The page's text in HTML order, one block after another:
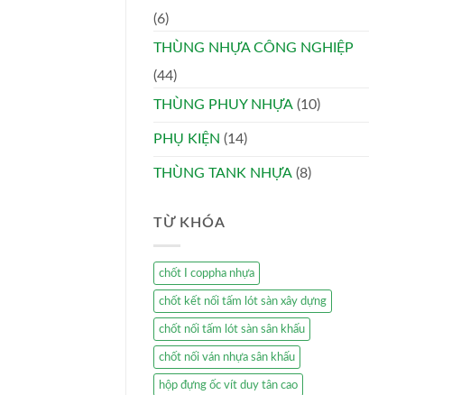
(6)
THÙNG NHỰA CÔNG NGHIỆP
(44)
THÙNG PHUY NHỰA (10)
PHỤ KIỆN (14)
THÙNG TANK NHỰA (8)
TỪ KHÓA
chốt I coppha nhựa
chốt kết nối tấm lót sàn xây dựng
chốt nối tấm lót sàn sân khấu
chốt nối ván nhựa sân khấu
hộp đựng ốc vít duy tân cao